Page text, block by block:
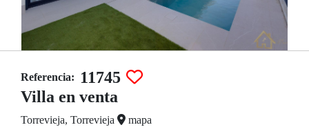
Referencia:
11745
Villa en venta
Torrevieja, Torrevieja mapa